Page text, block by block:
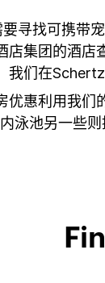
寻找可携带
店集团的酒
我们在
优惠利用我
泳池另一些